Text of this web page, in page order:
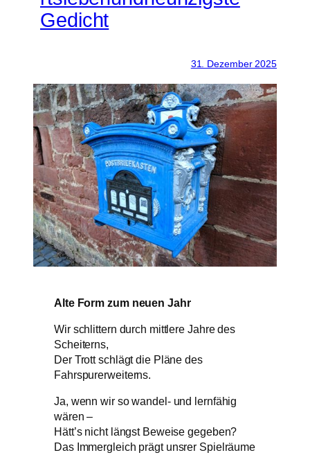
Gedicht
31. Dezember 2025
Alte Form zum neuen Jahr
Wir schlittern durch mittlere Jahre des
Scheiterns,
Der Trott schlägt die Pläne des
Fahrspurerweiterns.
Ja, wenn wir so wandel- und lernfähig
wären –
Hätt’s nicht längst Beweise gegeben?
Das Immergleich prägt unsrer Spielräume